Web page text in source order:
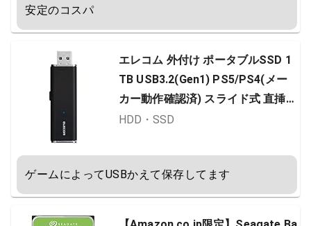
安定のコスパ
エレコム 外付け ポータブルSSD 1
TB USB3.2(Gen1) PS5/PS4(メー
カー動作確認済) スライド式 直挿し
ブラック ESD-EMN1000GBK
HDD・SSD
ゲームによってUSBかえて保存してます